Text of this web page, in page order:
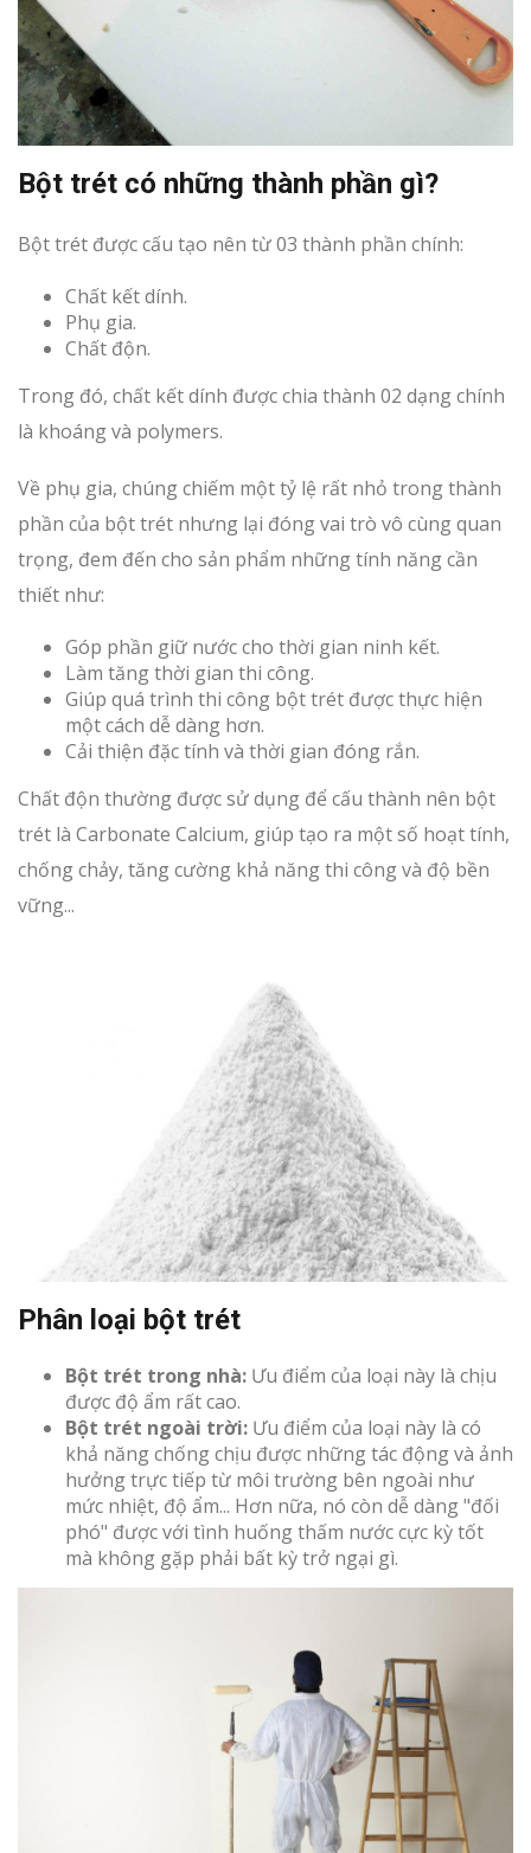
Bột trét có những thành phần gì?
Bột trét được cấu tạo nên từ 03 thành phần chính:
Chất kết dính.
Phụ gia.
Chất độn.
Trong đó, chất kết dính được chia thành 02 dạng chính
là khoáng và polymers.
Về phụ gia, chúng chiếm một tỷ lệ rất nhỏ trong thành
phần của bột trét nhưng lại đóng vai trò vô cùng quan
trọng, đem đến cho sản phẩm những tính năng cần
thiết như:
Góp phần giữ nước cho thời gian ninh kết.
Làm tăng thời gian thi công.
Giúp quá trình thi công bột trét được thực hiện
một cách dễ dàng hơn.
Cải thiện đặc tính và thời gian đóng rắn.
Chất độn thường được sử dụng để cấu thành nên bột
trét là Carbonate Calcium, giúp tạo ra một số hoạt tính,
chống chảy, tăng cường khả năng thi công và độ bền
vững...
Phân loại bột trét
Bột trét trong nhà: Ưu điểm của loại này là chịu
được độ ẩm rất cao.
Bột trét ngoài trời: Ưu điểm của loại này là có
khả năng chống chịu được những tác động và ảnh
hưởng trực tiếp từ môi trường bên ngoài như
mức nhiệt, độ ẩm... Hơn nữa, nó còn dễ dàng "đối
phó" được với tình huống thấm nước cực kỳ tốt
mà không gặp phải bất kỳ trở ngại gì.